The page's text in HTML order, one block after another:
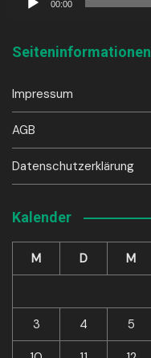
00:00
Seiteninformationen
Impressum
AGB
Datenschutzerklärung
Kalender
M D M
3 4 5